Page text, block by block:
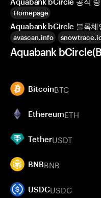
Homepage
Aquabank bCircle 블록체
avascan.info
Aquabank
BitcoinBTC
EthereumETH
TetherUSDT
BNBBNB
USDCUSDC